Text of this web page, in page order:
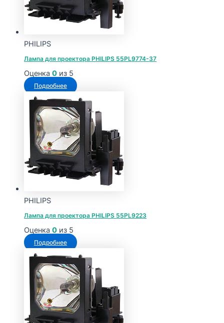
PHILIPS
Лампа для проектора PHILIPS 55PL9774-37
Оценка 0 из 5
Подробнее
PHILIPS
Лампа для проектора PHILIPS 55PL9223
Оценка 0 из 5
Подробнее